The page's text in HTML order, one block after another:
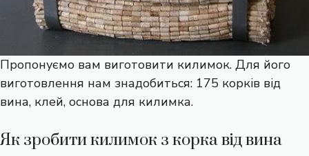
Пропонуємо вам виготовити килимок. Для його
виготовлення нам знадобиться: 175 корків від
вина, клей, основа для килимка.
Як зробити килимок з корка від вина